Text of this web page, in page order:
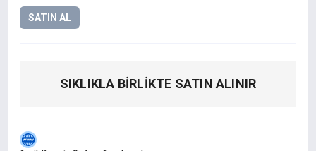
SATIN AL
SIKLIKLA BIRLIKTE SATIN ALINIR